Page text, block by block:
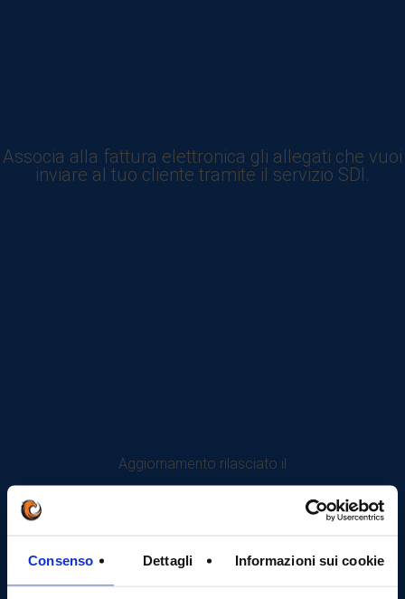
Consenso Dettagli Informazioni sui cookie
Associa alla fattura elettronica gli allegati che vuoi
inviare al tuo cliente tramite il servizio SDI.
Aggiornamento rilasciato il